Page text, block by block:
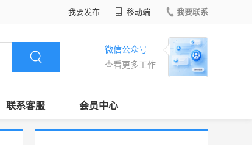
我要发布 移动端 我要联系
微信公众号
查看更多工作
联系客服 会员中心